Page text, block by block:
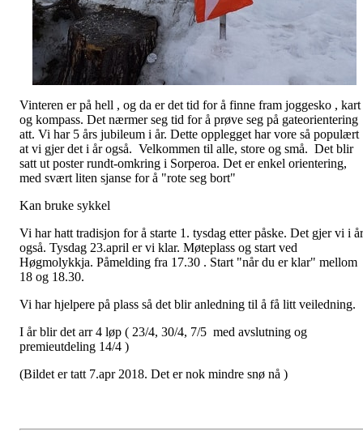
Vinteren er på hell , og da er det tid for å finne fram joggesko , kart
og kompass. Det nærmer seg tid for å prøve seg på gateorientering
att. Vi har 5 års jubileum i år. Dette opplegget har vore så populært
at vi gjer det i år også. Velkommen til alle, store og små. Det blir
satt ut poster rundt-omkring i Sorperoa. Det er enkel orientering,
med svært liten sjanse for å "rote seg bort"
Kan bruke sykkel
Vi har hatt tradisjon for å starte 1. tysdag etter påske. Det gjer vi i år
også. Tysdag 23.april er vi klar. Møteplass og start ved
Høgmolykkja. Påmelding fra 17.30 . Start "når du er klar" mellom
18 og 18.30.
Vi har hjelpere på plass så det blir anledning til å få litt veiledning.
I år blir det arr 4 løp ( 23/4, 30/4, 7/5 med avslutning og
premieutdeling 14/4 )
(Bildet er tatt 7.apr 2018. Det er nok mindre snø nå )